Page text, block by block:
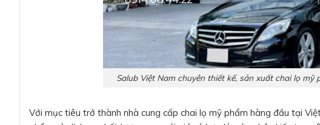
Salub Việt Nam chuyên thiết kế, sản xuất chai lọ
Với mục tiêu trở thành nhà cung cấp chai lọ mỹ phẩm hàng đầu tại